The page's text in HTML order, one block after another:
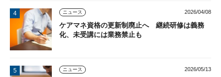
ニュース 2026/04/08
ケアマネ資格の更新制廃止へ 継続研修は義務
化、未受講には業務禁止も
ニュース 2026/05/13